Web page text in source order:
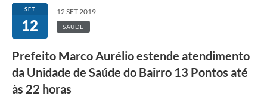
SET
12
12 SET 2019
SAÚDE
Prefeito Marco Aurélio estende atendimento
da Unidade de Saúde do Bairro 13 Pontos até
às 22 horas